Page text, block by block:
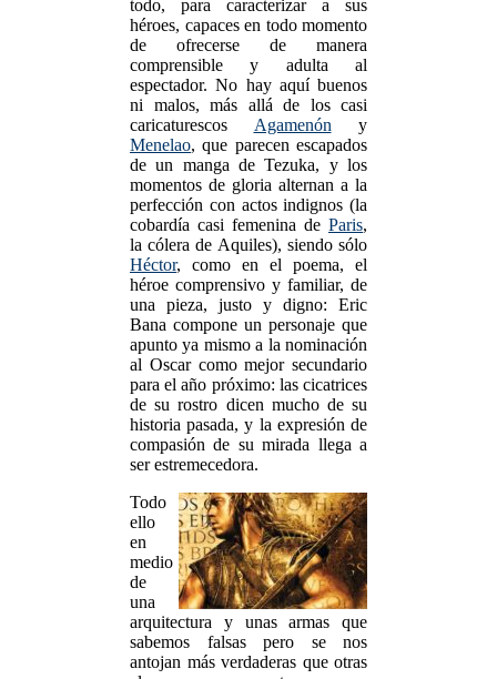
todo, para caracterizar a sus
héroes, capaces en todo momento
de ofrecerse de manera
comprensible y adulta al
espectador. No hay aquí buenos
ni malos, más allá de los casi
caricaturescos Agamenón y
Menelao, que parecen escapados
de un manga de Tezuka, y los
momentos de gloria alternan a la
perfección con actos indignos (la
cobardía casi femenina de Paris,
la cólera de Aquiles), siendo sólo
Héctor, como en el poema, el
héroe comprensivo y familiar, de
una pieza, justo y digno: Eric
Bana compone un personaje que
apunto ya mismo a la nominación
al Oscar como mejor secundario
para el año próximo: las cicatrices
de su rostro dicen mucho de su
historia pasada, y la expresión de
compasión de su mirada llega a
ser estremecedora.
Todo
ello
en
medio
de
una
arquitectura y unas armas que
sabemos falsas pero se nos
antojan más verdaderas que otras